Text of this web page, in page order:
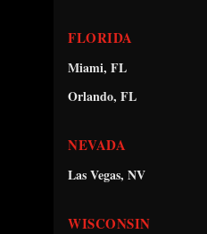
FLORIDA
Miami, FL
Orlando, FL
NEVADA
Las Vegas, NV
WISCONSIN